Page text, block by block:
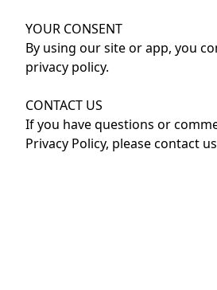
YOUR CONSENT
By using our site or app, you
privacy policy.
CONTACT US
If you have questions or
Privacy Policy, please contact